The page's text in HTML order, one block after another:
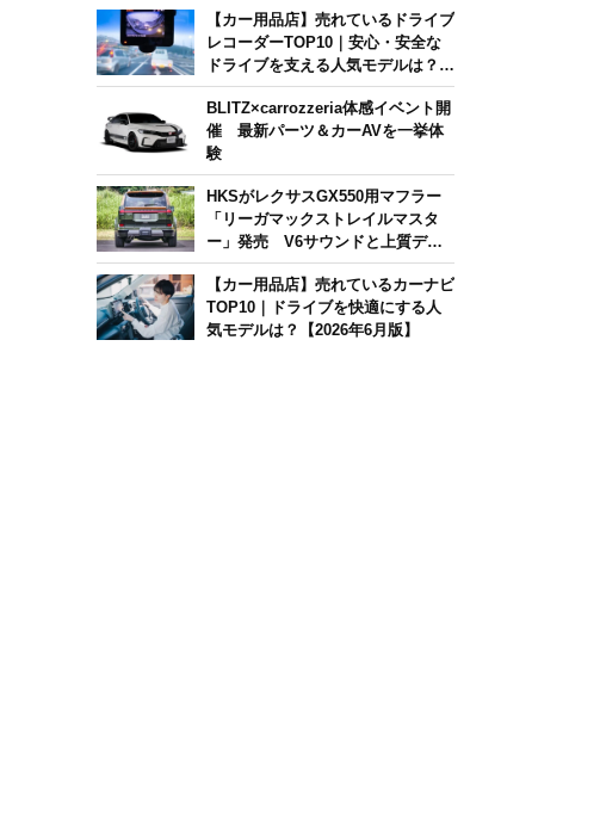
【カー用品店】売れているドライブ
レコーダーTOP10｜安心・安全な
ドライブを支える人気モデルは？
【2026年6月版】
BLITZ×carrozzeria体感イベント開
催 最新パーツ＆カーAVを一挙体
験
HKSがレクサスGX550用マフラー
「リーガマックストレイルマスタ
ー」発売 V6サウンドと上質デザ
インを両立
【カー用品店】売れているカーナビ
TOP10｜ドライブを快適にする人
気モデルは？【2026年6月版】